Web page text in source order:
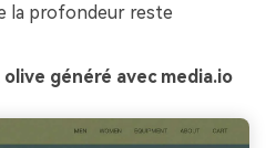
la profondeur reste
généré avec media.io